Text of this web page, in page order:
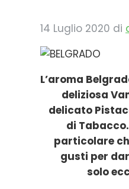
14 Luglio 2020 di
L’aroma
deliziosa
delicato
di
particolare
gusti per
solo